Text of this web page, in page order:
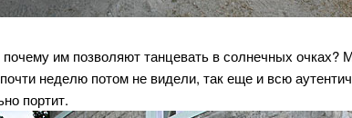
им позволяют танцевать в солнечных очках?
неделю потом не видели, так еще и всю
портит.